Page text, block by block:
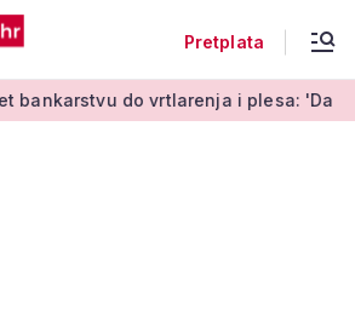
Pretplata
do vrtlarenja i plesa: 'Da starije